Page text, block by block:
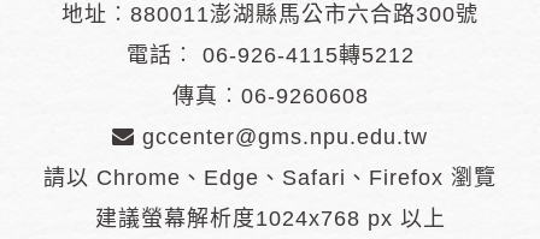
地址︰880011澎湖縣馬公市六合路300號
電話︰ 06-926-4115轉5212
傳真︰06-9260608
gccenter@gms.npu.edu.tw
請以 Chrome、Edge、Safari、Firefox 瀏覽
建議螢幕解析度1024x768 px 以上